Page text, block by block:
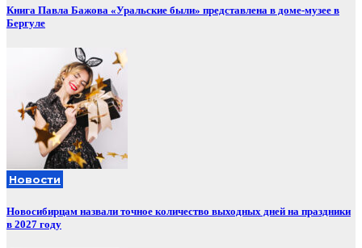
Книга Павла Бажова «Уральские были» представлена в доме-музее в
Бергуле
Новости
Новосибирцам назвали точное количество выходных дней на праздники
в 2027 году